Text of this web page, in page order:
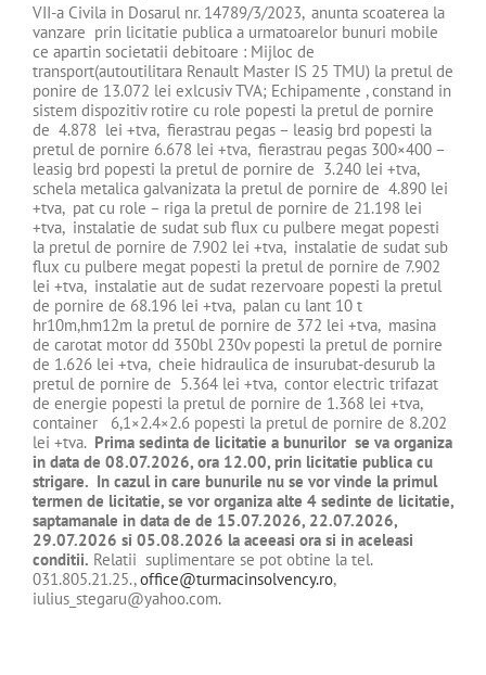
VII-a Civila in Dosarul nr. 14789/3/2023, anunta scoaterea la
vanzare prin licitatie publica a urmatoarelor bunuri mobile
ce apartin societatii debitoare : Mijloc de
transport(autoutilitara Renault Master IS 25 TMU) la pretul de
ponire de 13.072 lei exlcusiv TVA; Echipamente , constand in
sistem dispozitiv rotire cu role popesti la pretul de pornire
de 4.878 lei +tva, fierastrau pegas – leasig brd popesti la
pretul de pornire 6.678 lei +tva, fierastrau pegas 300×400 –
leasig brd popesti la pretul de pornire de 3.240 lei +tva,
schela metalica galvanizata la pretul de pornire de 4.890 lei
+tva, pat cu role – riga la pretul de pornire de 21.198 lei
+tva, instalatie de sudat sub flux cu pulbere megat popesti
la pretul de pornire de 7.902 lei +tva, instalatie de sudat sub
flux cu pulbere megat popesti la pretul de pornire de 7.902
lei +tva, instalatie aut de sudat rezervoare popesti la pretul
de pornire de 68.196 lei +tva, palan cu lant 10 t
hr10m,hm12m la pretul de pornire de 372 lei +tva, masina
de carotat motor dd 350bl 230v popesti la pretul de pornire
de 1.626 lei +tva, cheie hidraulica de insurubat-desurub la
pretul de pornire de 5.364 lei +tva, contor electric trifazat
de energie popesti la pretul de pornire de 1.368 lei +tva,
container 6,1×2.4×2.6 popesti la pretul de pornire de 8.202
lei +tva. Prima sedinta de licitatie a bunurilor se va organiza
in data de 08.07.2026, ora 12.00, prin licitatie publica cu
strigare. In cazul in care bunurile nu se vor vinde la primul
termen de licitatie, se vor organiza alte 4 sedinte de licitatie,
saptamanale in data de de 15.07.2026, 22.07.2026,
29.07.2026 si 05.08.2026 la aceeasi ora si in aceleasi
conditii. Relatii suplimentare se pot obtine la tel.
031.805.21.25.,office@turmacinsolvency.ro,
iulius_stegaru@yahoo.com.